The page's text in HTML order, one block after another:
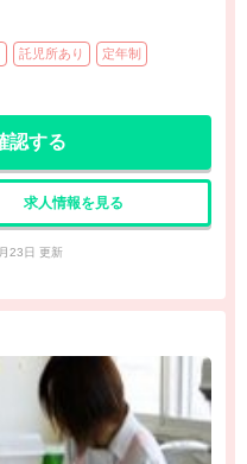
託児所あり 定年制
認する
求人情報を見る
23日 更新